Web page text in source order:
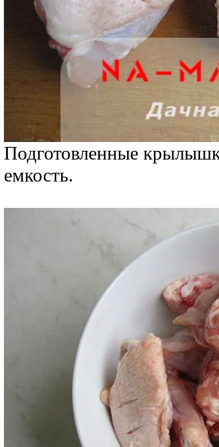
Подготовленные
емкость.